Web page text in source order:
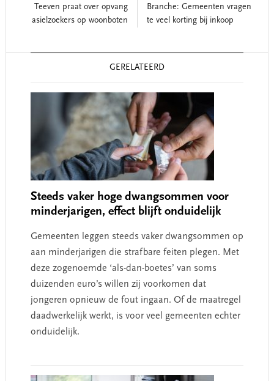
Teeven praat over opvang
asielzoekers op woonboten
Branche: Gemeenten vragen
te veel korting bij inkoop
GERELATEERD
Steeds vaker hoge dwangsommen voor
minderjarigen, effect blijft onduidelijk
Gemeenten leggen steeds vaker dwangsommen op
aan minderjarigen die strafbare feiten plegen. Met
deze zogenoemde ‘als-dan-boetes’ van soms
duizenden euro’s willen zij voorkomen dat
jongeren opnieuw de fout ingaan. Of de maatregel
daadwerkelijk werkt, is voor veel gemeenten echter
onduidelijk.